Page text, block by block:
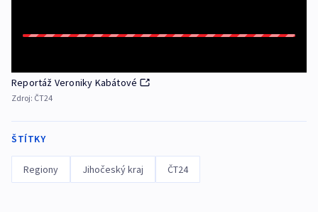
Reportáž Veroniky Kabátové
Zdroj: ČT24
ŠTÍTKY
Regiony Jihočeský kraj ČT24